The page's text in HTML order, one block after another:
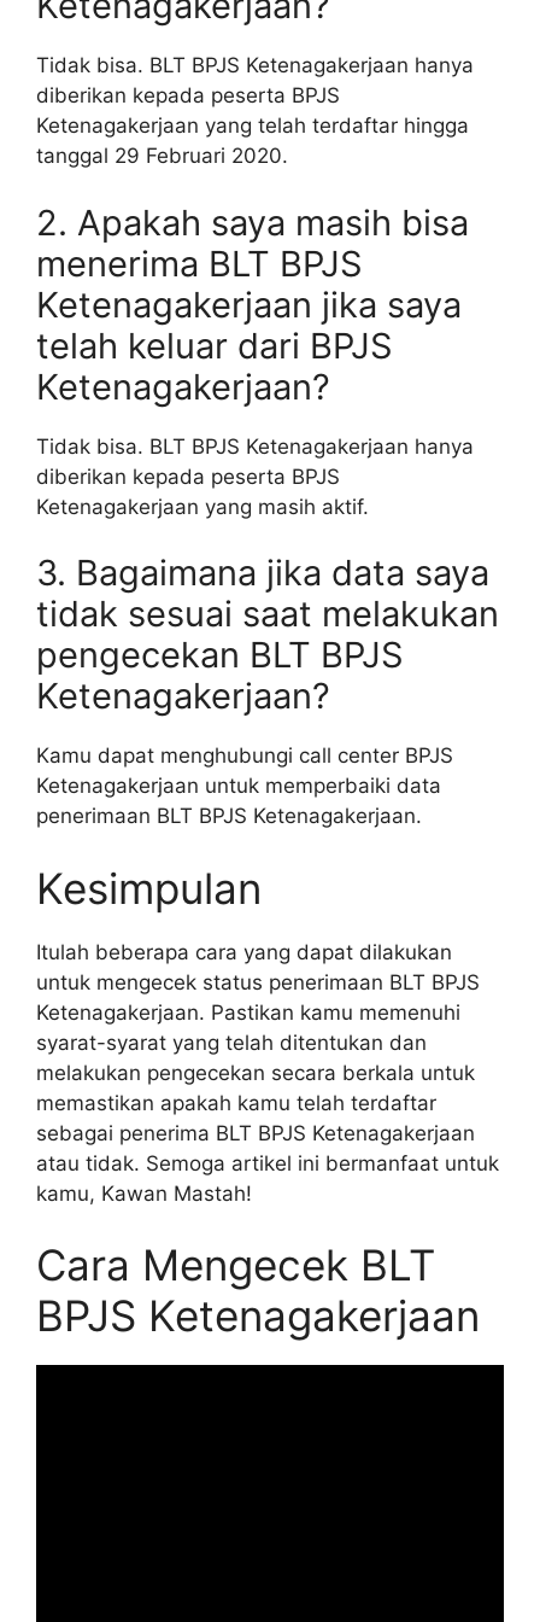
Tidak bisa. BLT BPJS Ketenagakerjaan hanya
diberikan kepada peserta BPJS
Ketenagakerjaan yang telah terdaftar hingga
tanggal 29 Februari 2020.
2. Apakah saya masih bisa
menerima BLT BPJS
Ketenagakerjaan jika saya
telah keluar dari BPJS
Ketenagakerjaan?
Tidak bisa. BLT BPJS Ketenagakerjaan hanya
diberikan kepada peserta BPJS
Ketenagakerjaan yang masih aktif.
3. Bagaimana jika data saya
tidak sesuai saat melakukan
pengecekan BLT BPJS
Ketenagakerjaan?
Kamu dapat menghubungi call center BPJS
Ketenagakerjaan untuk memperbaiki data
penerimaan BLT BPJS Ketenagakerjaan.
Kesimpulan
Itulah beberapa cara yang dapat dilakukan
untuk mengecek status penerimaan BLT BPJS
Ketenagakerjaan. Pastikan kamu memenuhi
syarat-syarat yang telah ditentukan dan
melakukan pengecekan secara berkala untuk
memastikan apakah kamu telah terdaftar
sebagai penerima BLT BPJS Ketenagakerjaan
atau tidak. Semoga artikel ini bermanfaat untuk
kamu, Kawan Mastah!
Cara Mengecek BLT
BPJS Ketenagakerjaan